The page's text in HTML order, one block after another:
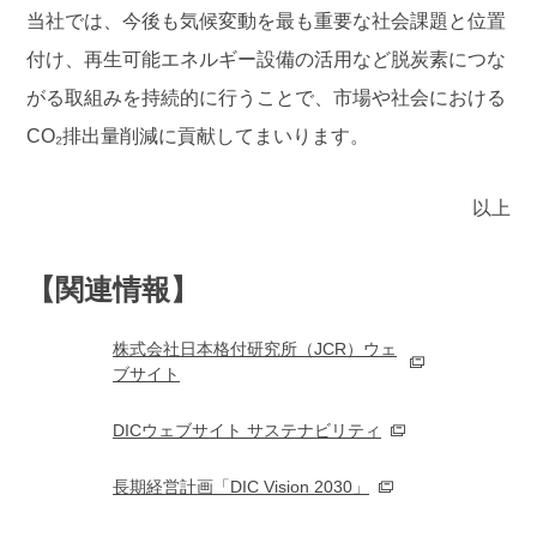
当社では、今後も気候変動を最も重要な社会課題と位置
付け、再生可能エネルギー設備の活用など脱炭素につな
がる取組みを持続的に行うことで、市場や社会における
CO₂排出量削減に貢献してまいります。
以上
【関連情報】
株式会社日本格付研究所（JCR）ウェ
ブサイト
DICウェブサイト サステナビリティ
長期経営計画「DIC Vision 2030」